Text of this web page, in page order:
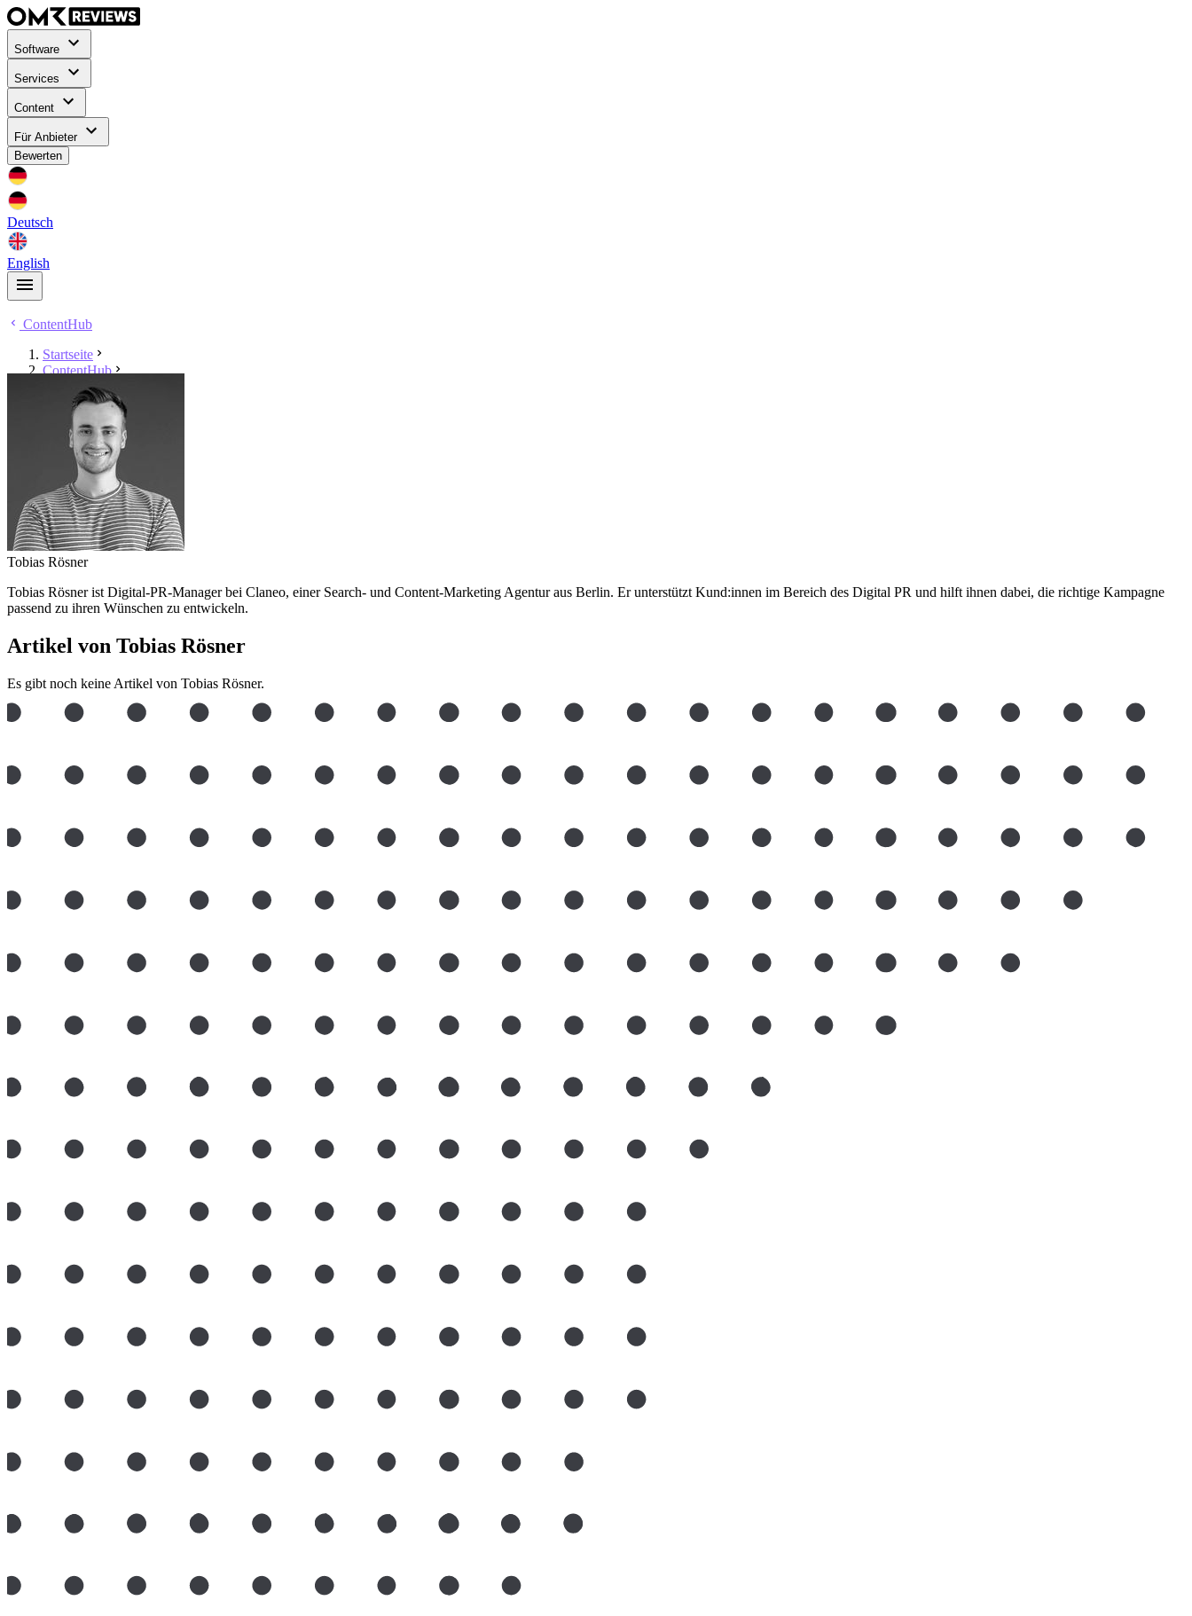
Software
Services
Content
Für Anbieter
Bewerten
Deutsch
English
ContentHub
Startseite
ContentHub
Tobias Rösner
Tobias Rösner
Tobias Rösner ist Digital-PR-Manager bei Claneo, einer Search- und Content-Marketing Agentur aus Berlin. Er unterstützt Kund:innen im Bereich des Digital PR und hilft ihnen dabei, die richtige Kampagne
passend zu ihren Wünschen zu entwickeln.
Artikel von Tobias Rösner
Es gibt noch keine Artikel von Tobias Rösner.